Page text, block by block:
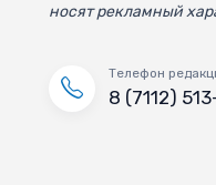
носят рекламный
Телефон
8 (7112)